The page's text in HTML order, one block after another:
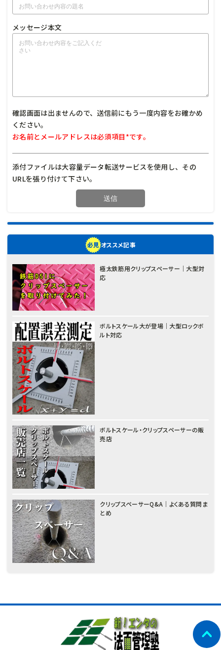
メッセージ本文
確認画面は出ませんので、送信前にもう一度内容をお確かめ
ください。
お名前とメールアドレスは必須項目*です。
添付ファイルは大容量データ転送サービスを使用し、その
URLを張り付けて下さい。
オススメ記事
極太鉄筋用クリップスペーサー｜大型対
応
ボルトスケール大が登場｜大型ロックボ
ルト対応
ボルトスケール・クリップスペーサーの販
売店
クリップスペーサーQ&A｜よくある質問ま
とめ
नेपाली